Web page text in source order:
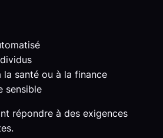
la santé ou à la finance
sensible
répondre à des exigences